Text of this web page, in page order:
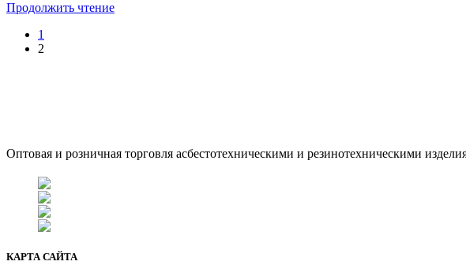
Продолжить чтение
1
2
Оптовая и розничная торговля асбестотехническими и резинотехническими
КАРТА САЙТА